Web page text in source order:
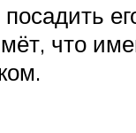
что